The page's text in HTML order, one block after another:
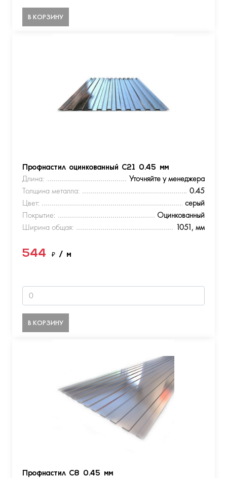
В КОРЗИНУ
Профнастил оцинкованный С21 0.45 мм
Длина:
Уточняйте у менеджера
Толщина металла:
0.45
Цвет:
серый
Покрытие:
Оцинкованный
Ширина общая:
1051, мм
544 ₽ / м
В КОРЗИНУ
Профнастил С8 0.45 мм